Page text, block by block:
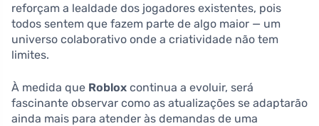
reforçam a lealdade dos jogadores existentes, pois
todos sentem que fazem parte de algo maior — um
universo colaborativo onde a criatividade não tem
limites.
À medida que Roblox continua a evoluir, será
fascinante observar como as atualizações se adaptarão
ainda mais para atender às demandas de uma